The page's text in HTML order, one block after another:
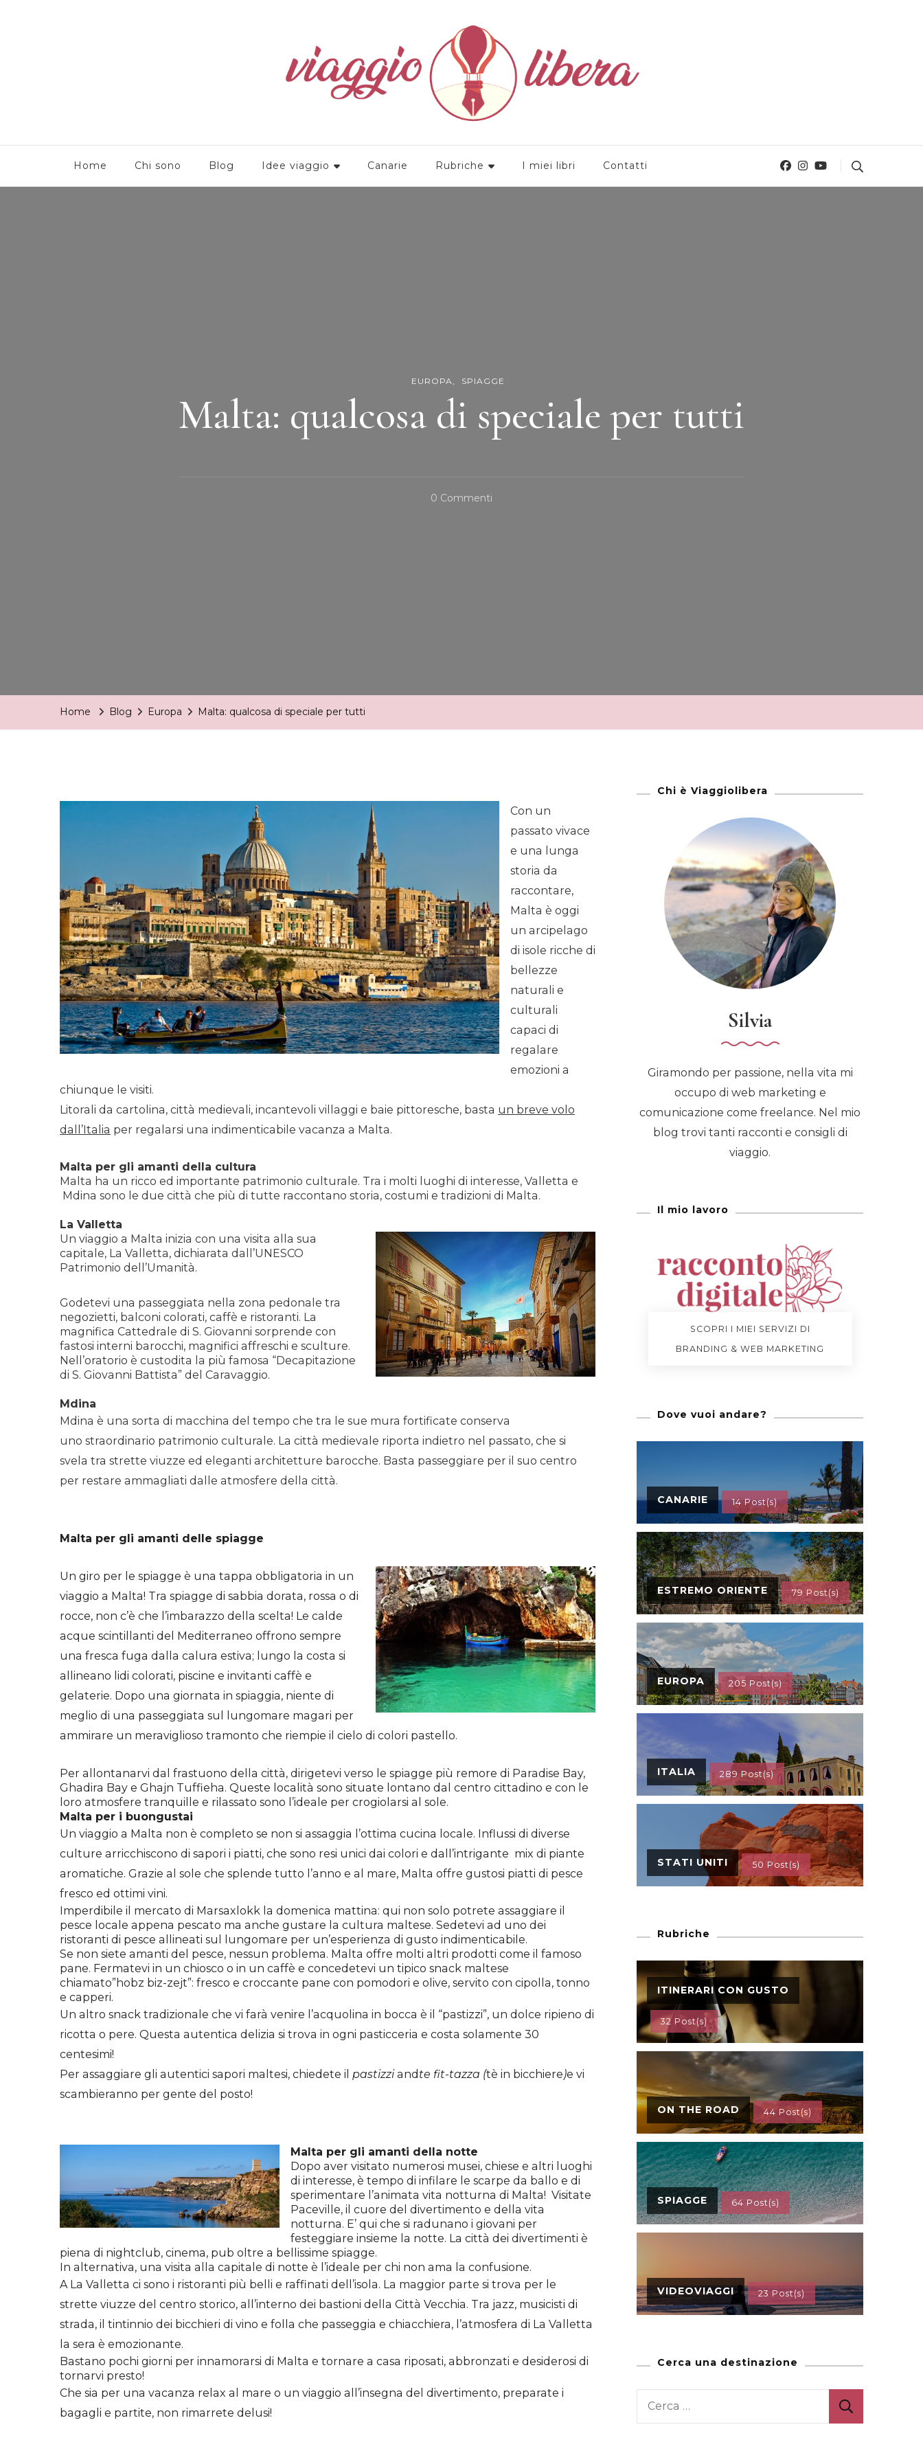
Viaggiolibera
Home Chi sono Blog Idee viaggio Canarie Rubriche I miei libri Contatti
EUROPA SPIAGGE
Malta: qualcosa di speciale per tutti
0 Commenti
Home Blog Europa Malta: qualcosa di speciale per tutti
Con un
passato vivace
e una lunga
storia da
raccontare,
Malta è oggi
un arcipelago
di isole ricche di
bellezze
naturali e
culturali
capaci di
regalare
emozioni a
chiunque le visiti.
Litorali da cartolina, città medievali, incantevoli villaggi e baie pittoresche, basta un breve volo
dall’Italia per regalarsi una indimenticabile vacanza a Malta.
Malta per gli amanti della cultura
Malta ha un ricco ed importante patrimonio culturale. Tra i molti luoghi di interesse, Valletta e
Mdina sono le due città che più di tutte raccontano storia, costumi e tradizioni di Malta.
La Valletta
Un viaggio a Malta inizia con una visita alla sua
capitale, La Valletta, dichiarata dall’UNESCO
Patrimonio dell’Umanità.
Godetevi una passeggiata nella zona pedonale tra
negozietti, balconi colorati, caffè e ristoranti. La
magnifica Cattedrale di S. Giovanni sorprende con
fastosi interni barocchi, magnifici affreschi e sculture.
Nell’oratorio è custodita la più famosa “Decapitazione
di S. Giovanni Battista” del Caravaggio.
Mdina
Mdina è una sorta di macchina del tempo che tra le sue mura fortificate conserva
uno straordinario patrimonio culturale. La città medievale riporta indietro nel passato, che si
svela tra strette viuzze ed eleganti architetture barocche. Basta passeggiare per il suo centro
per restare ammagliati dalle atmosfere della città.
Malta per gli amanti delle spiagge
Un giro per le spiagge è una tappa obbligatoria in un
viaggio a Malta! Tra spiagge di sabbia dorata, rossa o di
rocce, non c’è che l’imbarazzo della scelta! Le calde
acque scintillanti del Mediterraneo offrono sempre
una fresca fuga dalla calura estiva; lungo la costa si
allineano lidi colorati, piscine e invitanti caffè e
gelaterie. Dopo una giornata in spiaggia, niente di
meglio di una passeggiata sul lungomare magari per
ammirare un meraviglioso tramonto che riempie il cielo di colori pastello.
Per allontanarvi dal frastuono della città, dirigetevi verso le spiagge più remore di Paradise Bay,
Ghadira Bay e Ghajn Tuffieha. Queste località sono situate lontano dal centro cittadino e con le
loro atmosfere tranquille e rilassato sono l’ideale per crogiolarsi al sole.
Malta per i buongustai
Un viaggio a Malta non è completo se non si assaggia l’ottima cucina locale. Influssi di diverse
culture arricchiscono di sapori i piatti, che sono resi unici dai colori e dall’intrigante mix di piante
aromatiche. Grazie al sole che splende tutto l’anno e al mare, Malta offre gustosi piatti di pesce
fresco ed ottimi vini.
Imperdibile il mercato di Marsaxlokk la domenica mattina: qui non solo potrete assaggiare il
pesce locale appena pescato ma anche gustare la cultura maltese. Sedetevi ad uno dei
ristoranti di pesce allineati sul lungomare per un’esperienza di gusto indimenticabile.
Se non siete amanti del pesce, nessun problema. Malta offre molti altri prodotti come il famoso
pane. Fermatevi in un chiosco o in un caffè e concedetevi un tipico snack maltese
chiamato”hobz biz-zejt”: fresco e croccante pane con pomodori e olive, servito con cipolla, tonno
e capperi.
Un altro snack tradizionale che vi farà venire l’acquolina in bocca è il “pastizzi”, un dolce ripieno di
ricotta o pere. Questa autentica delizia si trova in ogni pasticceria e costa solamente 30
centesimi!
Per assaggiare gli autentici sapori maltesi, chiedete il pastizziand te fit-tazza (tè in bicchiere)e vi
scambieranno per gente del posto!
Malta per gli amanti della notte
Dopo aver visitato numerosi musei, chiese e altri luoghi
di interesse, è tempo di infilare le scarpe da ballo e di
sperimentare l’animata vita notturna di Malta! Visitate
Paceville, il cuore del divertimento e della vita
notturna. E’ qui che si radunano i giovani per
festeggiare insieme la notte. La città dei divertimenti è
piena di nightclub, cinema, pub oltre a bellissime spiagge.
In alternativa, una visita alla capitale di notte è l’ideale per chi non ama la confusione.
A La Valletta ci sono i ristoranti più belli e raffinati dell’isola. La maggior parte si trova per le
strette viuzze del centro storico, all’interno dei bastioni della Città Vecchia. Tra jazz, musicisti di
strada, il tintinnio dei bicchieri di vino e folla che passeggia e chiacchiera, l’atmosfera di La Valletta
la sera è emozionante.
Bastano pochi giorni per innamorarsi di Malta e tornare a casa riposati, abbronzati e desiderosi di
tornarvi presto!
Che sia per una vacanza relax al mare o un viaggio all’insegna del divertimento, preparate i
bagagli e partite, non rimarrete delusi!
Chi è Viaggiolibera
Silvia
Giramondo per passione, nella vita mi
occupo di web marketing e
comunicazione come freelance. Nel mio
blog trovi tanti racconti e consigli di
viaggio.
Il mio lavoro
SCOPRI I MIEI SERVIZI DI
BRANDING & WEB MARKETING
Dove vuoi andare?
CANARIE 14 Post(s)
ESTREMO ORIENTE 79 Post(s)
EUROPA 205 Post(s)
ITALIA 289 Post(s)
STATI UNITI 50 Post(s)
Rubriche
ITINERARI CON GUSTO
32 Post(s)
ON THE ROAD 44 Post(s)
SPIAGGE 64 Post(s)
VIDEOVIAGGI 23 Post(s)
Cerca una destinazione
Ricerca